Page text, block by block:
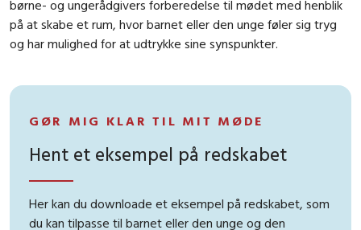
børne- og ungerådgivers forberedelse til mødet med henblik
på at skabe et rum, hvor barnet eller den unge føler sig tryg
og har mulighed for at udtrykke sine synspunkter.
GØR MIG KLAR TIL MIT MØDE
Hent et eksempel på redskabet
Her kan du downloade et eksempel på redskabet, som
du kan tilpasse til barnet eller den unge og den